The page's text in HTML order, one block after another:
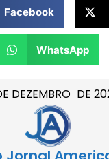
DEZEMBRO DE
Facebook
WhatsApp